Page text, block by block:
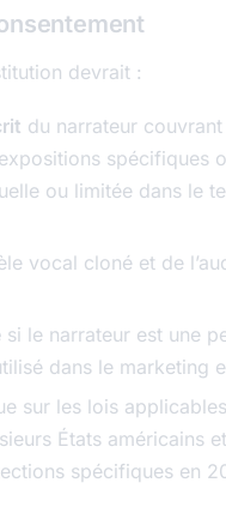
devrait :
du narrateur
spécifiques
ou limitée dans le
vocal cloné et de
si le narrateur est une
dans le marketing
sur les lois
États américains
spécifiques en